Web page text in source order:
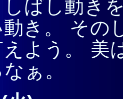
しばし動き
き。 その
えよう。 美
ぁ。